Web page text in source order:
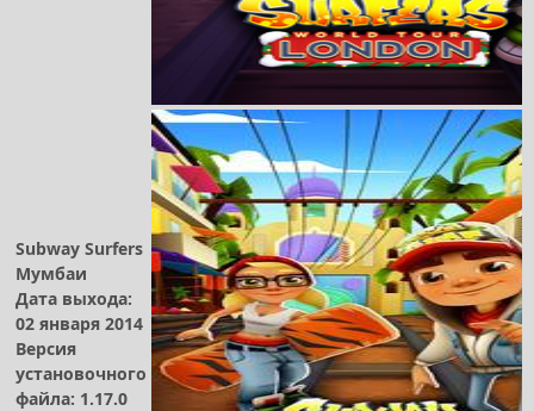
Subway Surfers
Мумбаи
Дата выхода:
02 января 2014
Версия
установочного
файла: 1.17.0